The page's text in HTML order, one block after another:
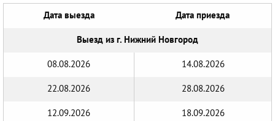
Дата выезда Дата приезда
Выезд из г. Нижний Новгород
08.08.2026 14.08.2026
22.08.2026 28.08.2026
12.09.2026 18.09.2026